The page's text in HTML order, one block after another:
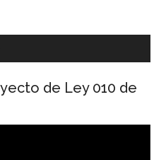
de Ley 010 de